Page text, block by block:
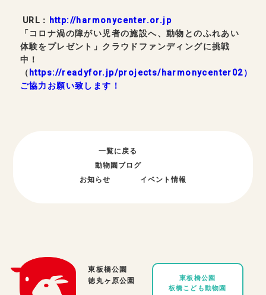
URL： http://harmonycenter.or.jp
「コロナ渦の障がい児者の施設へ、動物とのふれあい
体験をプレゼント」クラウドファンディングに挑戦
中！
（https://readyfor.jp/projects/harmonycenter02）
ご協力お願い致します！
一覧に戻る
動物園ブログ
お知らせ
イベント情報
東板橋公園
徳丸ヶ原公園
東板橋公園
板橋こども動物園